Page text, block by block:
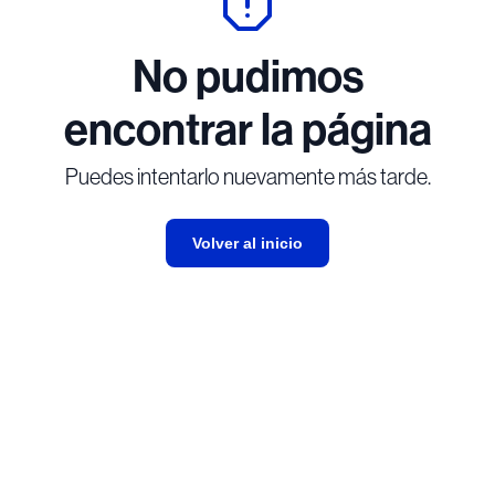
No pudimos
encontrar la página
Puedes intentarlo nuevamente más tarde.
Volver al inicio